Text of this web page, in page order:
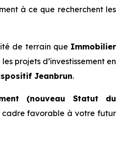
à ce que recherchent les
de terrain que Immobilier
projets d’investissement en
Jeanbrun.
(nouveau Statut du
favorable à votre futur